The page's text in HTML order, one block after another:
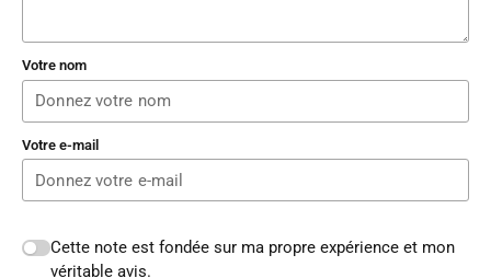
Votre nom
Votre e-mail
Cette note est fondée sur ma propre expérience et mon
véritable avis.